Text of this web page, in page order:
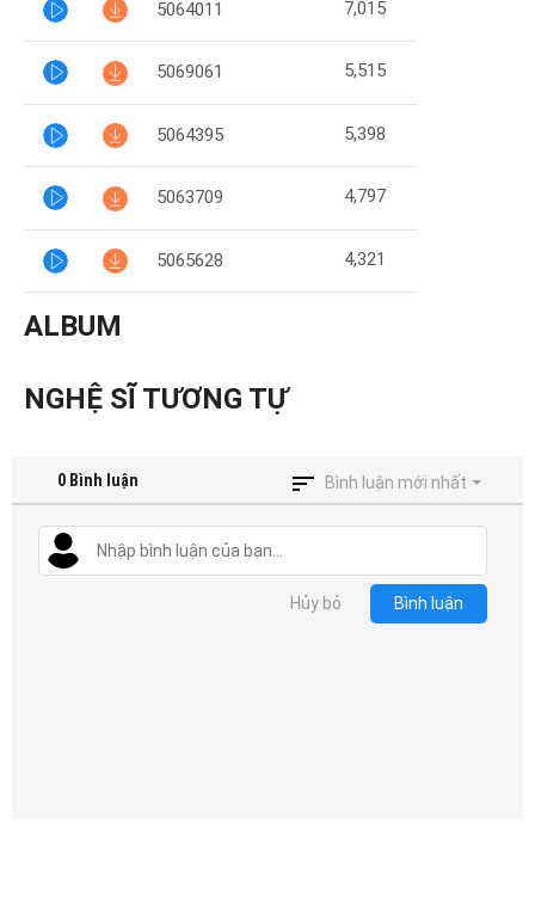
5064011 7,015
5069061 5,515
5064395 5,398
5063709 4,797
5065628 4,321
ALBUM
NGHỆ SĨ TƯƠNG TỰ
0 Bình luận Bình luận mới nhất
Hủy bỏ Bình luận